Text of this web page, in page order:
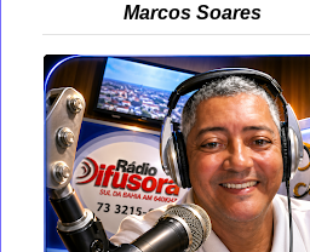
Marcos Soares